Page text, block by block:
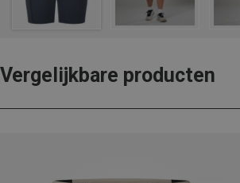
Vergelijkbare producten